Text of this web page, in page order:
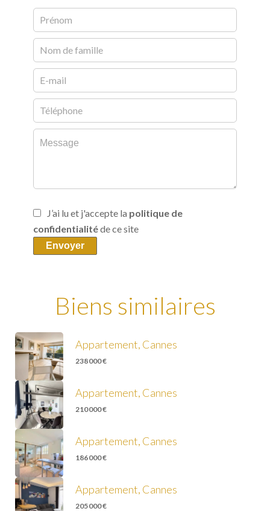
J’ai lu et j'accepte la politique de
confidentialitéde ce site
Envoyer
Biens similaires
Appartement, Cannes
238 000 €
Appartement, Cannes
210 000 €
Appartement, Cannes
186 000 €
Appartement, Cannes
205 000 €